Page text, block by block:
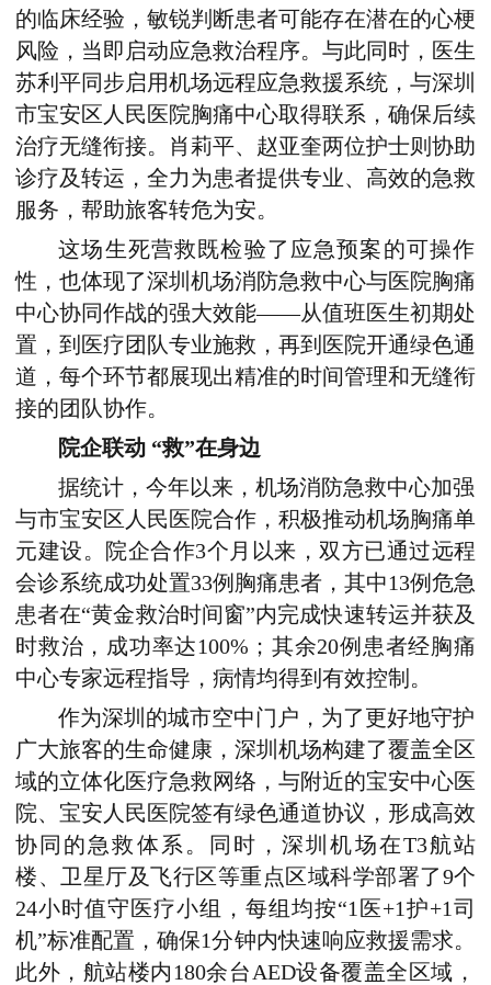
的临床经验，敏锐判断患者可能存在潜在的心梗
风险，当即启动应急救治程序。与此同时，医生
苏利平同步启用机场远程应急救援系统，与深圳
市宝安区人民医院胸痛中心取得联系，确保后续
治疗无缝衔接。肖莉平、赵亚奎两位护士则协助
诊疗及转运，全力为患者提供专业、高效的急救
服务，帮助旅客转危为安。
这场生死营救既检验了应急预案的可操作
性，也体现了深圳机场消防急救中心与医院胸痛
中心协同作战的强大效能——从值班医生初期处
置，到医疗团队专业施救，再到医院开通绿色通
道，每个环节都展现出精准的时间管理和无缝衔
接的团队协作。
院企联动 “救”在身边
据统计，今年以来，机场消防急救中心加强
与市宝安区人民医院合作，积极推动机场胸痛单
元建设。院企合作3个月以来，双方已通过远程
会诊系统成功处置33例胸痛患者，其中13例危急
患者在“黄金救治时间窗”内完成快速转运并获及
时救治，成功率达100%；其余20例患者经胸痛
中心专家远程指导，病情均得到有效控制。
作为深圳的城市空中门户，为了更好地守护
广大旅客的生命健康，深圳机场构建了覆盖全区
域的立体化医疗急救网络，与附近的宝安中心医
院、宝安人民医院签有绿色通道协议，形成高效
协同的急救体系。同时，深圳机场在T3航站
楼、卫星厅及飞行区等重点区域科学部署了9个
24小时值守医疗小组，每组均按“1医+1护+1司
机”标准配置，确保1分钟内快速响应救援需求。
此外，航站楼内180余台AED设备覆盖全区域，